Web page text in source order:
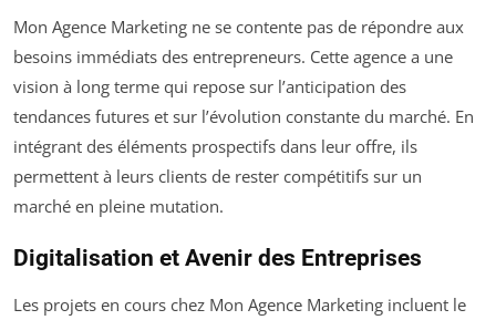
Mon Agence Marketing ne se contente pas de répondre aux
besoins immédiats des entrepreneurs. Cette agence a une
vision à long terme qui repose sur l’anticipation des
tendances futures et sur l’évolution constante du marché. En
intégrant des éléments prospectifs dans leur offre, ils
permettent à leurs clients de rester compétitifs sur un
marché en pleine mutation.
Digitalisation et Avenir des Entreprises
Les projets en cours chez Mon Agence Marketing incluent le